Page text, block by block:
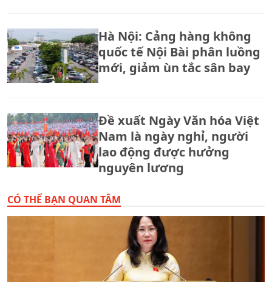
Hà Nội: Cảng hàng không
quốc tế Nội Bài phân luồng
mới, giảm ùn tắc sân bay
Đề xuất Ngày Văn hóa Việt
Nam là ngày nghỉ, người
lao động được hưởng
nguyên lương
CÓ THỂ BẠN QUAN TÂM